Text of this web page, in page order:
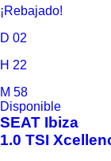
¡Rebajado!
D 02
H 22
M 58
Disponible
SEAT Ibiza
1.0 TSI